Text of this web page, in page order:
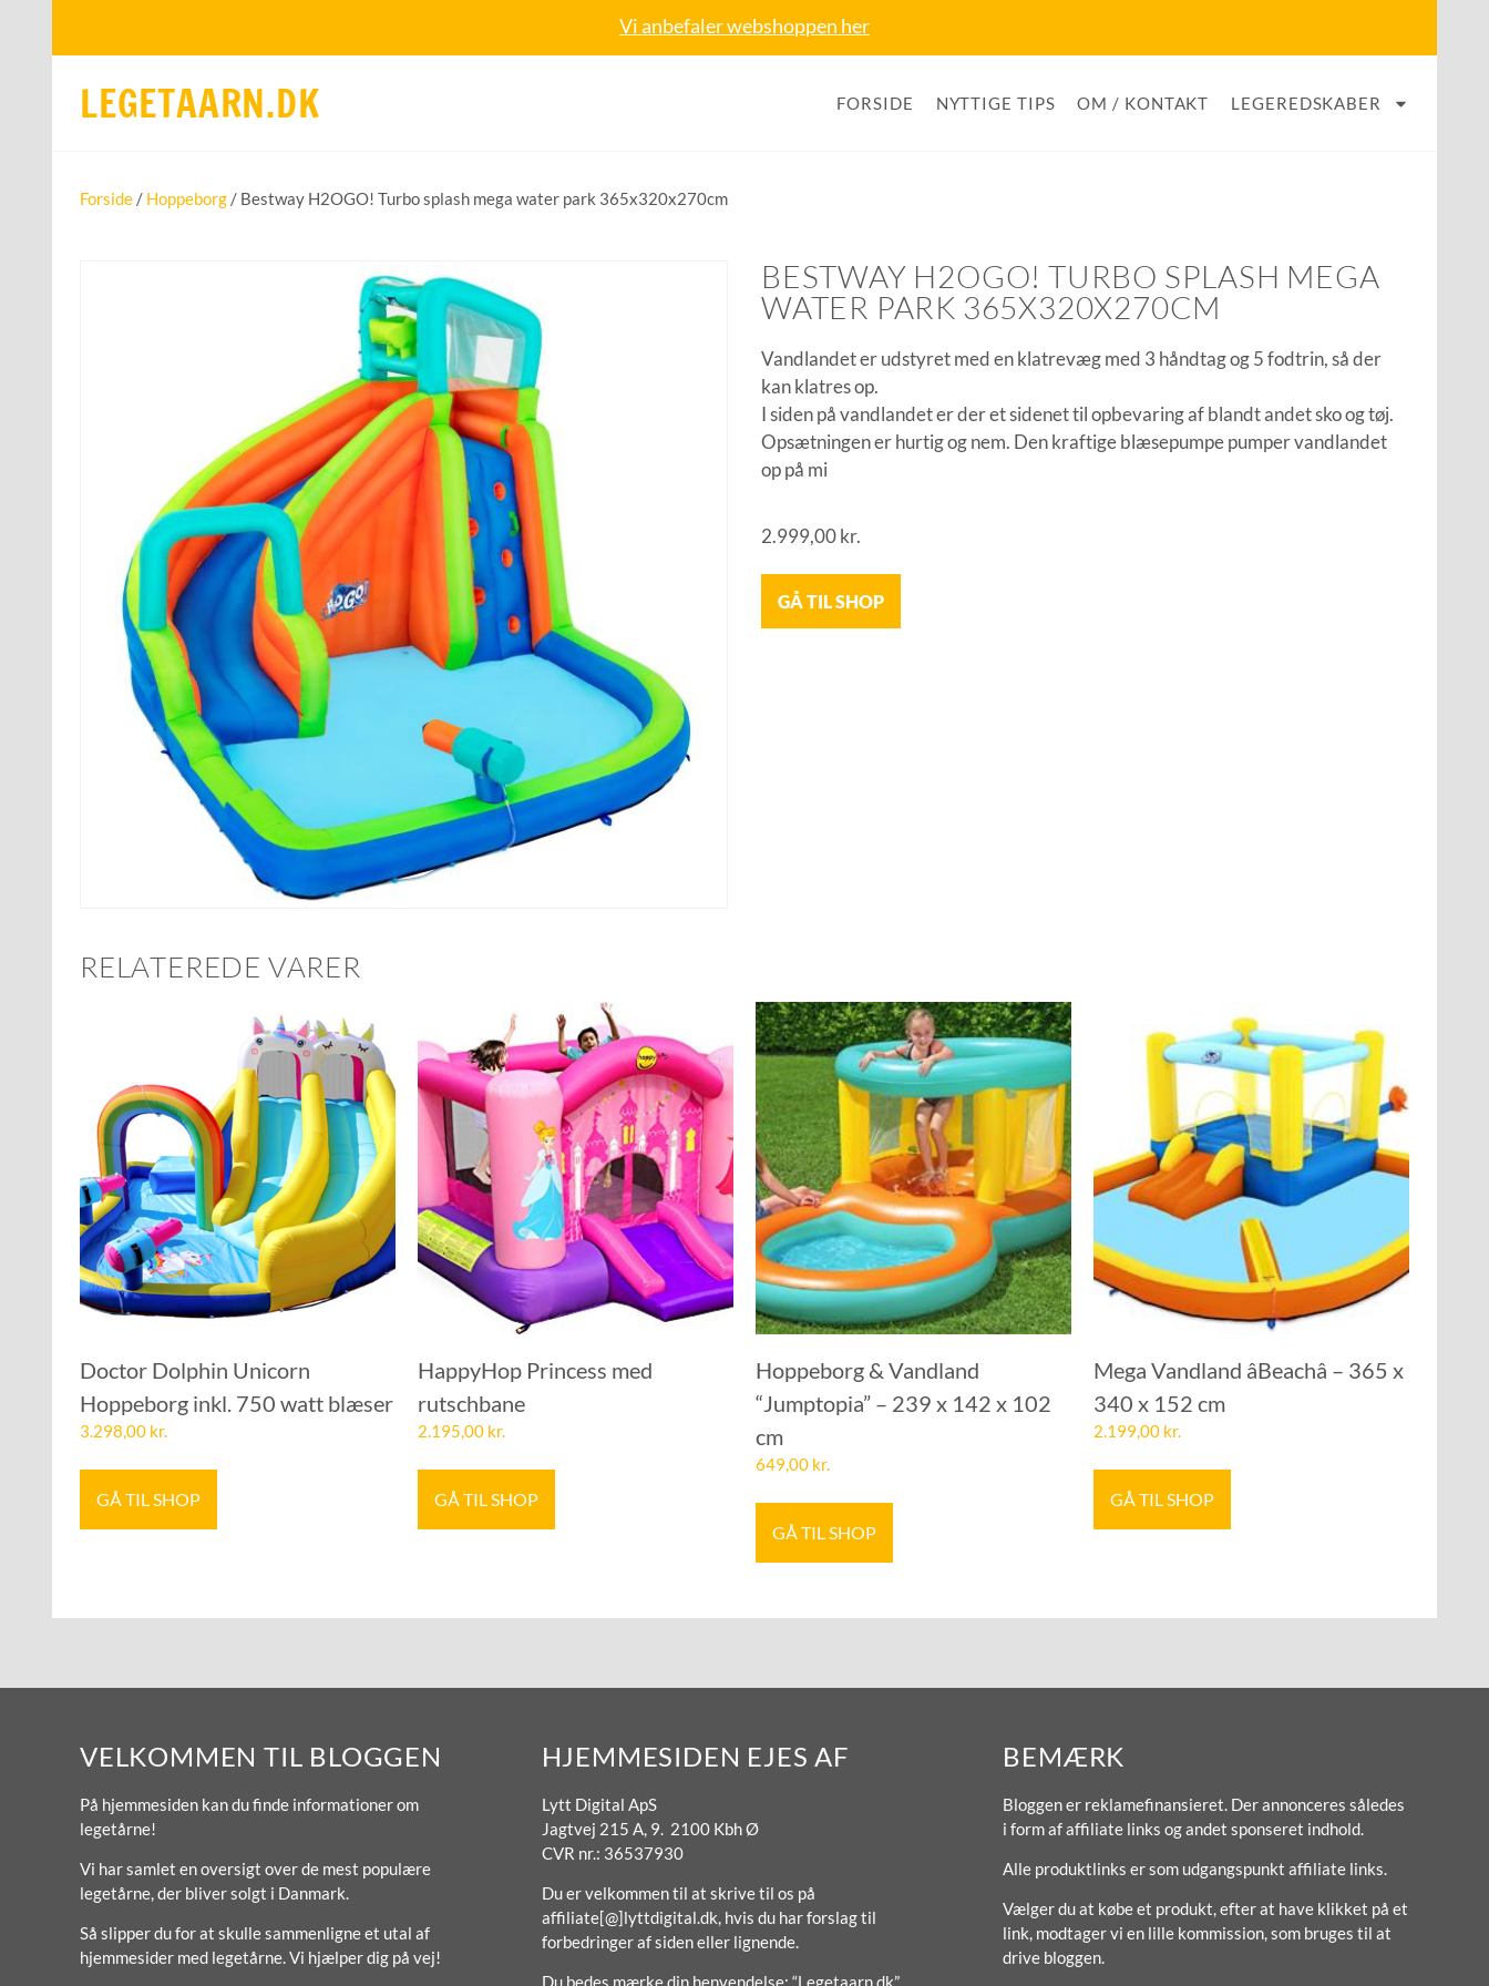
Vi anbefaler webshoppen her
LEGETAARN.DK FORSIDE NYTTIGE TIPS OM / KONTAKT LEGEREDSKABER
Forside / Hoppeborg / Bestway H2OGO! Turbo splash mega water park 365x320x270cm
BESTWAY H2OGO! TURBO SPLASH MEGA
WATER PARK 365X320X270CM
Vandlandet er udstyret med en klatrevæg med 3 håndtag og 5 fodtrin, så der
kan klatres op.
I siden på vandlandet er der et sidenet til opbevaring af blandt andet sko og tøj.
Opsætningen er hurtig og nem. Den kraftige blæsepumpe pumper vandlandet
op på mi
2.999,00kr.
GÅ TIL SHOP
RELATEREDE VARER
Doctor Dolphin Unicorn
Hoppeborg inkl. 750 watt blæser
3.298,00 kr.
GÅ TIL SHOP
HappyHop Princess med
rutschbane
2.195,00 kr.
GÅ TIL SHOP
Hoppeborg & Vandland
“Jumptopia” – 239 x 142 x 102
cm
649,00 kr.
GÅ TIL SHOP
Mega Vandland âBeachâ – 365 x
340 x 152 cm
2.199,00 kr.
GÅ TIL SHOP
VELKOMMEN TIL BLOGGEN
På hjemmesiden kan du finde informationer om
legetårne!
Vi har samlet en oversigt over de mest populære
legetårne, der bliver solgt i Danmark.
Så slipper du for at skulle sammenligne et utal af
hjemmesider med legetårne. Vi hjælper dig på vej!
HJEMMESIDEN EJES AF
Lytt Digital ApS
Jagtvej 215 A, 9. 2100 Kbh Ø
CVR nr.: 36537930
Du er velkommen til at skrive til os på
affiliate[@]lyttdigital.dk, hvis du har forslag til
forbedringer af siden eller lignende.
BEMÆRK
Bloggen er reklamefinansieret. Der annonceres således
i form af affiliate links og andet sponseret indhold.
Alle produktlinks er som udgangspunkt affiliate links.
Vælger du at købe et produkt, efter at have klikket på et
link, modtager vi en lille kommission, som bruges til at
drive bloggen.